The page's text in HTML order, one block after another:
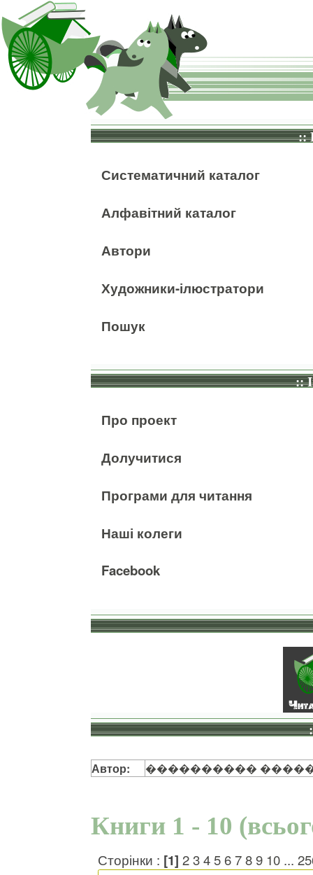
::
Систематичний каталог
Алфавітний каталог
Автори
Художники-ілюстратори
Пошук
::
Про проект
Долучитися
Програми для читання
Наші колеги
Facebook
Автор: ����������
Книги 1 - 10
Сторінки : [1] 23456789 10 ...